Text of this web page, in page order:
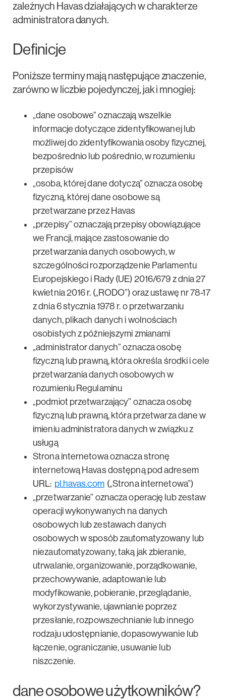
zależnych Havas działających w charakterze
administratora danych.
Definicje
Poniższe terminy mają następujące znaczenie,
zarówno w liczbie pojedynczej, jak i mnogiej:
„dane osobowe” oznaczają wszelkie
informacje dotyczące zidentyfikowanej lub
możliwej do zidentyfikowania osoby fizycznej,
bezpośrednio lub pośrednio, w rozumieniu
przepisów
„osoba, której dane dotyczą” oznacza osobę
fizyczną, której dane osobowe są
przetwarzane przez Havas
„przepisy” oznaczają przepisy obowiązujące
we Francji, mające zastosowanie do
przetwarzania danych osobowych, w
szczególności rozporządzenie Parlamentu
Europejskiego i Rady (UE) 2016/679 z dnia 27
kwietnia 2016 r. („RODO”) oraz ustawę nr 78-17
z dnia 6 stycznia 1978 r. o przetwarzaniu
danych, plikach danych i wolnościach
osobistych z późniejszymi zmianami
„administrator danych” oznacza osobę
fizyczną lub prawną, która określa środki i cele
przetwarzania danych osobowych w
rozumieniu Regulaminu
„podmiot przetwarzający” oznacza osobę
fizyczną lub prawną, która przetwarza dane w
imieniu administratora danych w związku z
usługą
Strona internetowa oznacza stronę
internetową Havas dostępną pod adresem
URL: pl.havas.com („Strona internetowa”)
„przetwarzanie” oznacza operację lub zestaw
operacji wykonywanych na danych
osobowych lub zestawach danych
osobowych w sposób zautomatyzowany lub
niezautomatyzowany, taką jak zbieranie,
utrwalanie, organizowanie, porządkowanie,
przechowywanie, adaptowanie lub
modyfikowanie, pobieranie, przeglądanie,
wykorzystywanie, ujawnianie poprzez
przesłanie, rozpowszechnianie lub innego
rodzaju udostępnianie, dopasowywanie lub
łączenie, ograniczanie, usuwanie lub
niszczenie.
dane osobowe użytkowników?